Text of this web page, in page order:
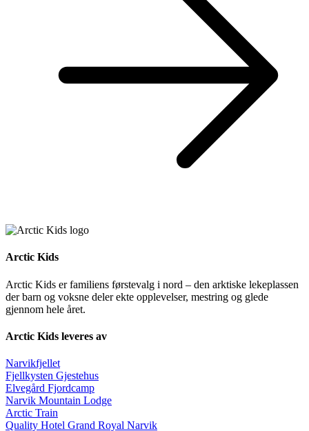
Arctic Kids
Arctic Kids er familiens førstevalg i nord – den arktiske lekeplassen
der barn og voksne deler ekte opplevelser, mestring og glede
gjennom hele året.
Arctic Kids leveres av
Narvikfjellet
Fjellkysten Gjestehus
Elvegård Fjordcamp
Narvik Mountain Lodge
Arctic Train
Quality Hotel Grand Royal Narvik